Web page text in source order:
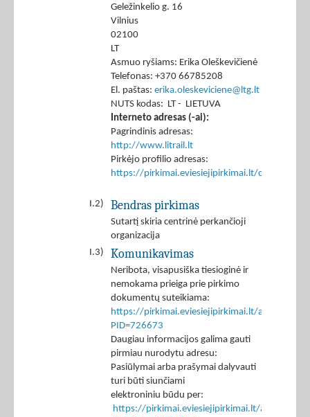
Geležinkelio g. 16
Vilnius
02100
LT
Asmuo ryšiams: Erika Oleškevičienė
Telefonas: +370 66785208
El. paštas: erika.oleskeviciene@ltg.lt
NUTS kodas: LT - LIETUVA
Interneto adresas (-ai):
Pagrindinis adresas:
http://www.litrail.lt
Pirkėjo profilio adresas:
https://pirkimai.eviesiejipirkimai.lt/ctm/
I.2) Bendras pirkimas
Sutartį skiria centrinė perkančioji
organizacija
I.3)
Komunikavimas
Neribota, visapusiška tiesioginė ir
nemokama prieiga prie pirkimo
dokumentų suteikiama:
https://pirkimai.eviesiejipirkimai.lt/app/rfq/
PID=726673
Daugiau informacijos galima gauti
pirmiau nurodytu adresu:
Pasiūlymai arba prašymai dalyvauti
turi būti siunčiami
elektroniniu būdu per:
https://pirkimai.eviesiejipirkimai.lt/app/rfq/